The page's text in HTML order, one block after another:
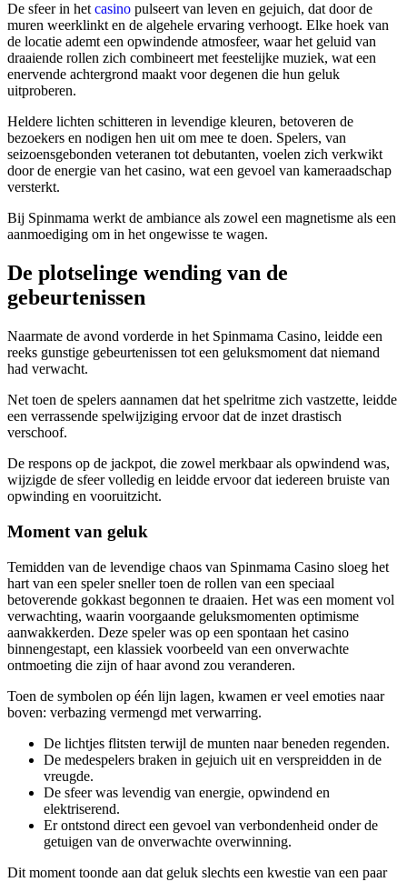
De sfeer in het casino pulseert van leven en gejuich, dat door de
muren weerklinkt en de algehele ervaring verhoogt. Elke hoek van
de locatie ademt een opwindende atmosfeer, waar het geluid van
draaiende rollen zich combineert met feestelijke muziek, wat een
enervende achtergrond maakt voor degenen die hun geluk
uitproberen.
Heldere lichten schitteren in levendige kleuren, betoveren de
bezoekers en nodigen hen uit om mee te doen. Spelers, van
seizoensgebonden veteranen tot debutanten, voelen zich verkwikt
door de energie van het casino, wat een gevoel van kameraadschap
versterkt.
Bij Spinmama werkt de ambiance als zowel een magnetisme als een
aanmoediging om in het ongewisse te wagen.
De plotselinge wending van de
gebeurtenissen
Naarmate de avond vorderde in het Spinmama Casino, leidde een
reeks gunstige gebeurtenissen tot een geluksmoment dat niemand
had verwacht.
Net toen de spelers aannamen dat het spelritme zich vastzette, leidde
een verrassende spelwijziging ervoor dat de inzet drastisch
verschoof.
De respons op de jackpot, die zowel merkbaar als opwindend was,
wijzigde de sfeer volledig en leidde ervoor dat iedereen bruiste van
opwinding en vooruitzicht.
Moment van geluk
Temidden van de levendige chaos van Spinmama Casino sloeg het
hart van een speler sneller toen de rollen van een speciaal
betoverende gokkast begonnen te draaien. Het was een moment vol
verwachting, waarin voorgaande geluksmomenten optimisme
aanwakkerden. Deze speler was op een spontaan het casino
binnengestapt, een klassiek voorbeeld van een onverwachte
ontmoeting die zijn of haar avond zou veranderen.
Toen de symbolen op één lijn lagen, kwamen er veel emoties naar
boven: verbazing vermengd met verwarring.
De lichtjes flitsten terwijl de munten naar beneden regenden.
De medespelers braken in gejuich uit en verspreidden in de
vreugde.
De sfeer was levendig van energie, opwindend en
elektriserend.
Er ontstond direct een gevoel van verbondenheid onder de
getuigen van de onverwachte overwinning.
Dit moment toonde aan dat geluk slechts een kwestie van een paar